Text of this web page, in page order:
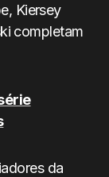
Kiersey
completam
da